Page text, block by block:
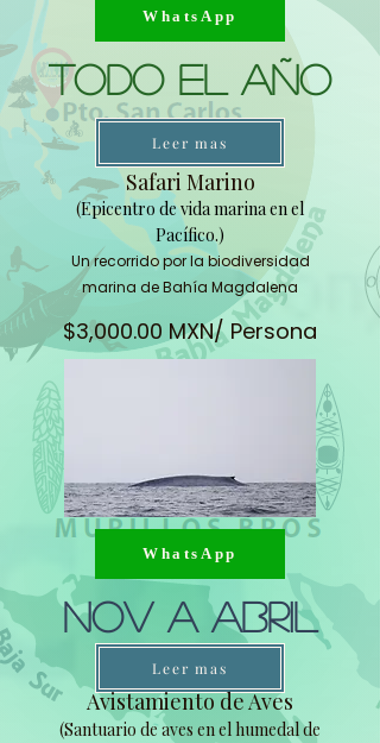
WhatsApp
Todo El Año
Leer mas
Safari Marino
(Epicentro de vida marina en el
Pacífico.)
Un recorrido por la biodiversidad
marina de Bahía Magdalena
$3,000.00 MXN/ Persona
WhatsApp
Nov a Abril
Leer mas
Avistamiento de Aves
(Santuario de aves en el humedal de